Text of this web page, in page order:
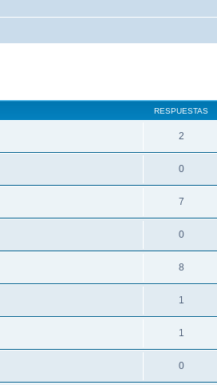
RESPUESTAS
2
0
7
0
8
1
1
0